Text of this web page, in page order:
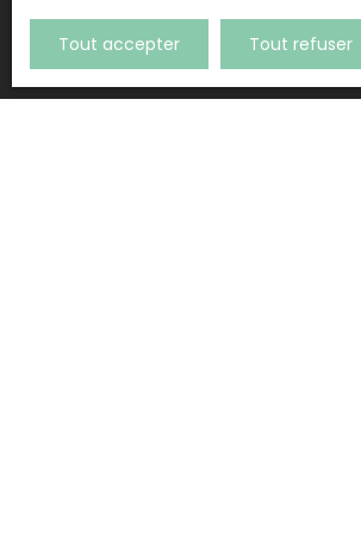
Tout accepter Tout refuser